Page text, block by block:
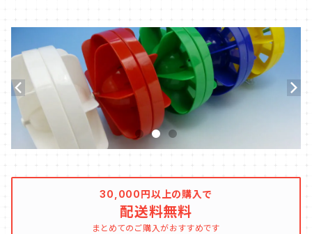
30,000円以上の購入で
配送料無料
まとめてのご購入がおすすめです